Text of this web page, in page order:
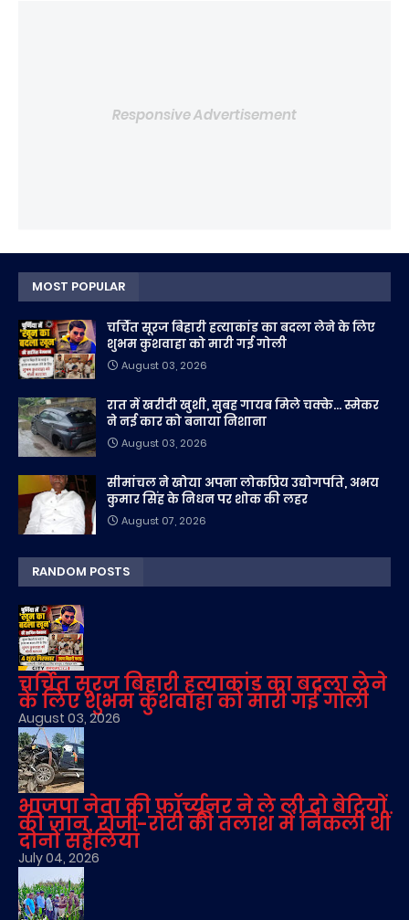
Responsive Advertisement
MOST POPULAR
चर्चित सूरज बिहारी हत्याकांड का बदला लेने के लिए
शुभम कुशवाहा को मारी गई गोली
August 03, 2026
रात में खरीदी खुशी, सुबह गायब मिले चक्के... स्मेकर
ने नई कार को बनाया निशाना
August 03, 2026
सीमांचल ने खोया अपना लोकप्रिय उद्योगपति, अभय
कुमार सिंह के निधन पर शोक की लहर
August 07, 2026
RANDOM POSTS
चर्चित सूरज बिहारी हत्याकांड का बदला लेने
के लिए शुभम कुशवाहा को मारी गई गोली
August 03, 2026
भाजपा नेता की फॉर्च्यूनर ने ले ली दो बेटियों
की जान, रोजी-रोटी की तलाश में निकली थीं
दोनों सहेलियां
July 04, 2026